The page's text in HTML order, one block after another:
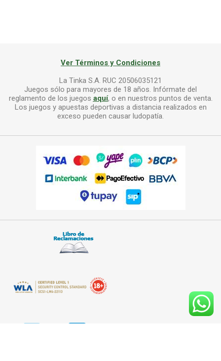
Ver Términos y Condiciones
La Tinka S.A. RUC 20506035121
Juegos sólo para mayores de 18 años. Infórmate del
reglamento de los juegos aquí, o en nuestros puntos de venta.
Los juegos y apuestas deportivas a distancia realizados en
exceso pueden causar ludopatía.